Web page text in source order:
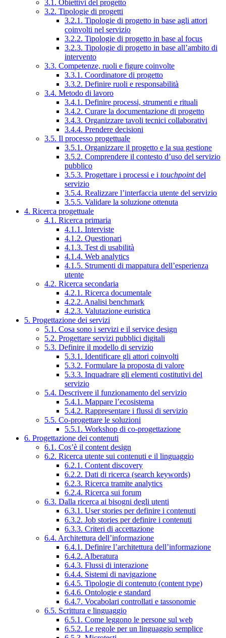
3.1. Obiettivi del progetto
3.2. Tipologie di progetti
3.2.1. Tipologie di progetto in base agli attori
coinvolti nel servizio
3.2.2. Tipologie di progetto in base al focus
3.2.3. Tipologie di progetto in base all’ambito di
intervento
3.3. Competenze, ruoli e figure coinvolte
3.3.1. Coordinatore di progetto
3.3.2. Definire ruoli e responsabilità
3.4. Metodo di lavoro
3.4.1. Definire processi, strumenti e rituali
3.4.2. Curare la documentazione di progetto
3.4.3. Organizzare tavoli tecnici collaborativi
3.4.4. Prendere decisioni
3.5. Il processo progettuale
3.5.1. Organizzare il progetto e la sua gestione
3.5.2. Comprendere il contesto d’uso del servizio
pubblico
3.5.3. Progettare i processi e i touchpointdel
servizio
3.5.4. Realizzare l’interfaccia utente del servizio
3.5.5. Validare la soluzione ottenuta
4. Ricerca progettuale
4.1. Ricerca primaria
4.1.1. Interviste
4.1.2. Questionari
4.1.3. Test di usabilità
4.1.4. Web analytics
4.1.5. Strumenti di mappatura dell’esperienza
utente
4.2. Ricerca secondaria
4.2.1. Ricerca documentale
4.2.2. Analisi benchmark
4.2.3. Valutazione euristica
5. Progettazione dei servizi
5.1. Cosa sono i servizi e il service design
5.2. Progettare servizi pubblici digitali
5.3. Definire il modello di servizio
5.3.1. Identificare gli attori coinvolti
5.3.2. Formulare la proposta di valore
5.3.3. Inquadrare gli elementi costitutivi del
servizio
5.4. Descrivere il funzionamento del servizio
5.4.1. Mappare l’ecosistema
5.4.2. Rappresentare i flussi di servizio
5.5. Co-progettare le soluzioni
5.5.1. Workshop di co-progettazione
6. Progettazione dei contenuti
6.1. Cos’è il content design
6.2. Ricerca utente sui contenuti e il linguaggio
6.2.1. Content discovery
6.2.2. Dati di ricerca (search keywords)
6.2.3. Ricerca tramite analytics
6.2.4. Ricerca sui forum
6.3. Dalla ricerca ai bisogni degli utenti
6.3.1. User stories per definire i contenuti
6.3.2. Job stories per definire i contenuti
6.3.3. Criteri di accettazione
6.4. Architettura dell’informazione
6.4.1. Definire l’architettura dell’informazione
6.4.2. Alberatura
6.4.3. Flussi di interazione
6.4.4. Sistemi di navigazione
6.4.5. Tipologie di contenuto (content type)
6.4.6. Ontologie e standard
6.4.7. Vocabolari controllati e tassonomie
6.5. Scrittura e linguaggio
6.5.1. Come leggono le persone sul web
6.5.2. Le regole per un linguaggio semplice